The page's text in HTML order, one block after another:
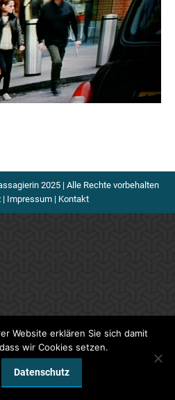
2025 | Alle Rechte vorbehalten
| Impressum| Kontakt
Website erklären Sie sich damit
wir Cookies setzen.
Datenschutz